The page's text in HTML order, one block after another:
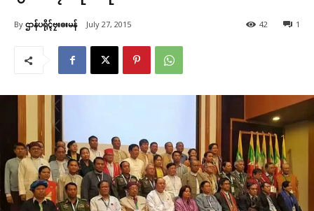
By ဌာန်ပရိုၚ်ဗၠးၜးမန် July 27, 2015 1
42